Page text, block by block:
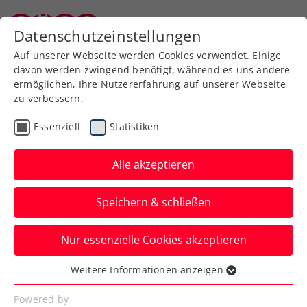
Zurück zur Newsübersicht
ATP
WTA Indian Wells: Tagger
Weltranglistendritter
gestoppt
Auch Anastasia Potapova scheidet bei der
Großveranstaltung in den USA in Runde
zwei aus.
Datenschutzeinstellungen
Auf unserer Webseite werden Cookies verwendet. Einige
davon werden zwingend benötigt, während es uns andere
ermöglichen, Ihre Nutzererfahrung auf unserer Webseite
zu verbessern.
Essenziell Statistiken
Alle akzeptieren
Speichern & schließen
Nur essenzielle Cookies akzeptieren
Essenziell
Essenzielle Cookies werden für grundlegende
Weitere Informationen anzeigen
Powered by